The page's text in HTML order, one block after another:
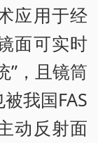
应用于经
面可实时
”，且镜筒
我国FAS
动反射面